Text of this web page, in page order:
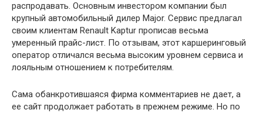
распродавать. Основным инвестором компании был
крупный автомобильный дилер Major. Сервис предлагал
своим клиентам Renault Kaptur прописав весьма
умеренный прайс-лист. По отзывам, этот каршеринговый
оператор отличался весьма высоким уровнем сервиса и
лояльным отношением к потребителям.
Сама обанкротившаяся фирма комментариев не дает, а
ее сайт продолжает работать в прежнем режиме. Но по